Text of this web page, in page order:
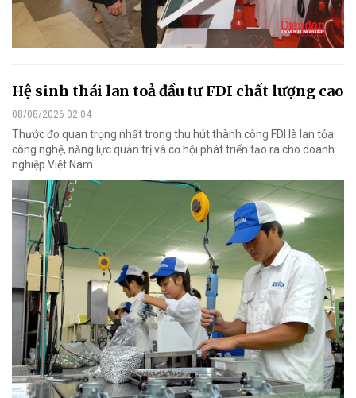
Hệ sinh thái lan toả đầu tư FDI chất lượng cao
08/08/2026 02:04
Thước đo quan trọng nhất trong thu hút thành công FDI là lan tỏa
công nghệ, năng lực quản trị và cơ hội phát triển tạo ra cho doanh
nghiệp Việt Nam.